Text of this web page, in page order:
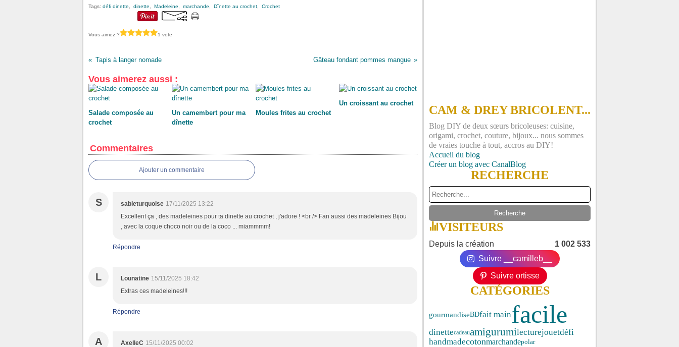
Tags: défi dinette dinette Madeleine marchande Dînette au crochet Crochet
Vous aimez ? 1 vote
Tapis à langer nomade Gâteau fondant pommes mangue
Vous aimerez aussi :
Salade composée au
crochet
Un camembert pour ma
dînette
Moules frites au crochet
Un croissant au crochet
Commentaires
Ajouter un commentaire
S sableturquoise 17/11/2025 13:22
Excellent ça , des madeleines pour ta dinette au crochet , j'adore ! <br /> Fan aussi des madeleines Bijou
, avec la coque choco noir ou de la coco ... miammmm!
Répondre
L Lounatine 15/11/2025 18:42
Extras ces madeleines!!!
Répondre
A AxelleC 15/11/2025 00:02
CAM & DREY BRICOLENT...
Blog DIY de deux sœurs bricoleuses: cuisine,
origami, crochet, couture, bijoux... nous sommes
de vraies touche à tout, accros au DIY!
Accueil du blog
Créer un blog avec CanalBlog
RECHERCHE
VISITEURS
Depuis la création
1 002 533
Suivre __camilleb__
Suivre ortisse
CATÉGORIES
gourmandiseBDfait mainfacile
dinettecadeauamigurumilecturejouetdéfi
handmadecotonmarchandepolar